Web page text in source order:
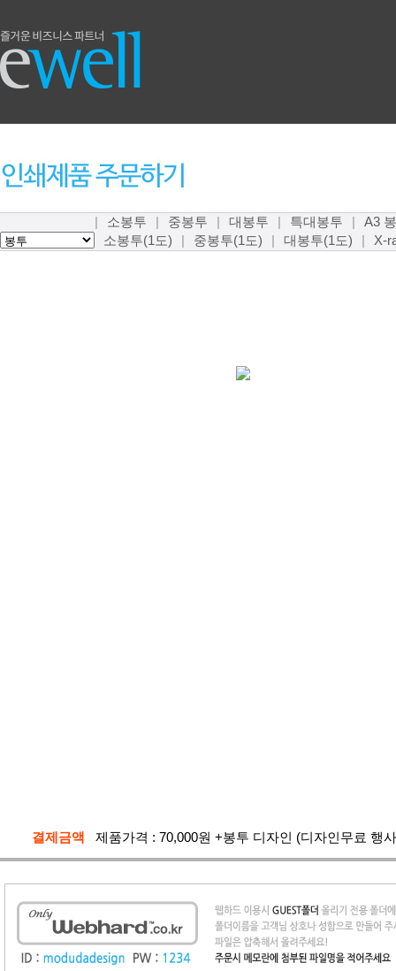
소봉투 중봉투 대봉투 특대봉투
A3
소봉투(1도)
중봉투(1도) 대봉투(1도) X-
결제금액 제품가격 : 70,000원 +봉투 디자인 (디자인무료 행